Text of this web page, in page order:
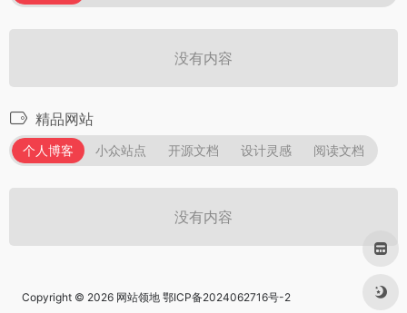
没有内容
精品网站
个人博客 小众站点 开源文档 设计灵感 阅读文档
没有内容
Copyright © 2026 网站领地 鄂ICP备2024062716号-2